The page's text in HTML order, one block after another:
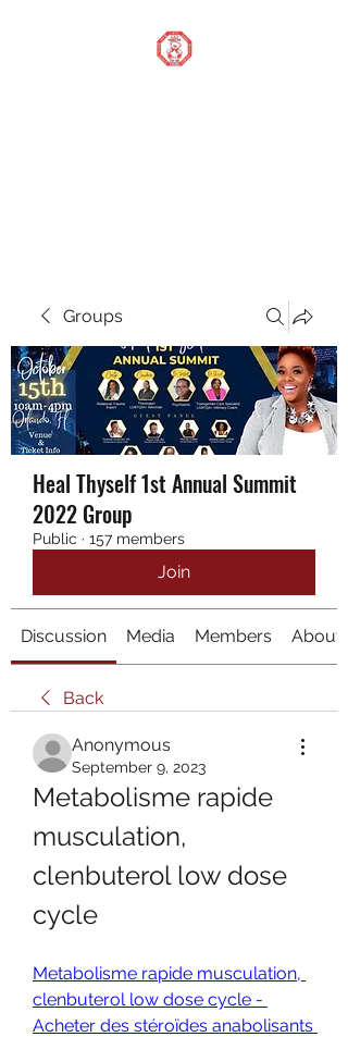
Groups
Heal Thyself 1st Annual Summit
2022 Group
Public · 157 members
Join
Discussion Media Members About
Back
Anonymous
September 9, 2023
Metabolisme rapide
musculation,
clenbuterol low dose
cycle
Metabolisme rapide musculation,
clenbuterol low dose cycle -
Acheter des stéroïdes anabolisants